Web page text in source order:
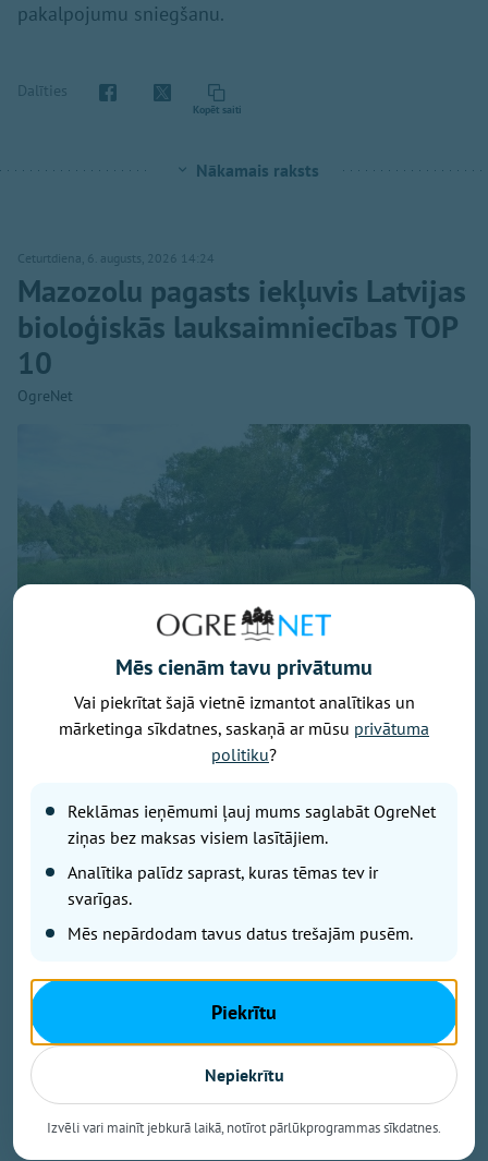
pakalpojumu sniegšanu.
Dalīties
Kopēt saiti
Nākamais raksts
Ceturtdiena, 6. augusts, 2026 14:24
Mazozolu pagasts iekļuvis Latvijas
bioloģiskās lauksaimniecības TOP
10
OgreNet
vietā starp Latvijas zaļākajiem pagastiem - šeit
bioloģiski tiek apsaimniekoti 73,4 % no visas
lauksaimniecībā izmantojamās zemes. Tas ir vairāk
nekā trīsarpus reizes virs valsts vidējā rādītāja un
vienīgais Ogres novada pagasts, kas iekļuvis
prestižajā BIO TOP 10 sarakstā pēc bioloģiski
īpatsvara. Šāds sasniegums apliecina, ka Mazozolu
pusē bioloģiskā saimniekošana kļuvusi par
dominējošo lauksaimniecības praksi – gandrīz trīs
ceturtdaļās lauku netiek izmantoti minerālmēsli un
sintētiskie pesticīdi, kas nāk par labu gan videi, gan
Mēs cienām tavu privātumu
Vai piekrītat šajā vietnē izmantot analītikas un
mārketinga sīkdatnes, saskaņā ar mūsu privātuma
politiku?
Reklāmas ieņēmumi ļauj mums saglabāt OgreNet
ziņas bez maksas visiem lasītājiem.
Analītika palīdz saprast, kuras tēmas tev ir
svarīgas.
Mēs nepārdodam tavus datus trešajām pusēm.
Piekrītu
Nepiekrītu
Izvēli vari mainīt jebkurā laikā, notīrot pārlūkprogrammas sīkdatnes.